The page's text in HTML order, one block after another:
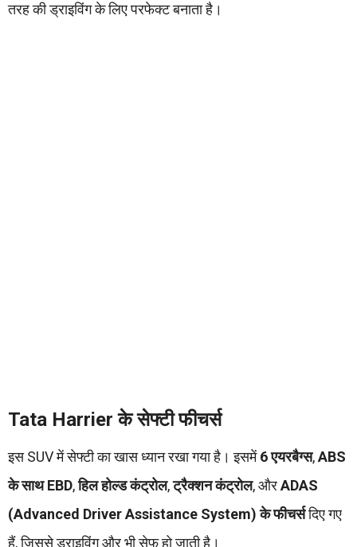
तरह की ड्राइविंग के लिए परफेक्ट बनाता है।
Tata Harrier के सेफ्टी फीचर्स
इस SUV में सेफ्टी का खास ध्यान रखा गया है। इसमें6 एयरबैग्स,ABS
के साथ EBD,हिल होल्ड कंट्रोल,ट्रैक्शन कंट्रोल, औरADAS
(Advanced Driver Assistance System) के फीचर्सदिए गए
हैं, जिससे ड्राइविंग और भी सेफ हो जाती है।